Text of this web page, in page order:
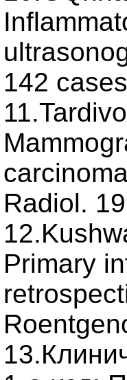
142
Radiol.
Primary